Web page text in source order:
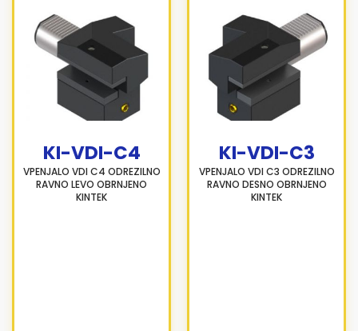
KI-VDI-C4
VPENJALO VDI C4 ODREZILNO
RAVNO LEVO OBRNJENO
KINTEK
KI-VDI-C3
VPENJALO VDI C3 ODREZILNO
RAVNO DESNO OBRNJENO
KINTEK